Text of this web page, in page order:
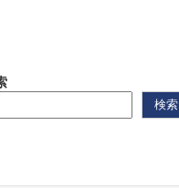
検索